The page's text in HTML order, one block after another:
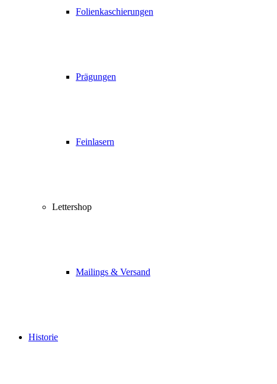
Folienkaschierungen
Prägungen
Feinlasern
Lettershop
Mailings & Versand
Historie